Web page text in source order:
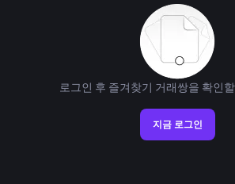
로그인 후 즐겨찾기 거래쌍을 확인
지금 로그인